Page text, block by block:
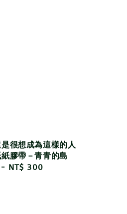
很想成為這樣的人
膠帶－青青的島
- NT$ 300